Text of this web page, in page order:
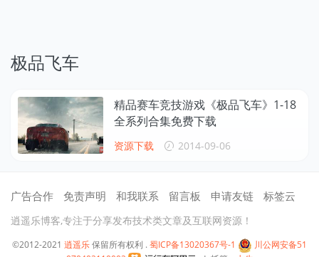
极品飞车
精品赛车竞技游戏《极品飞车》1-18
全系列合集免费下载
资源下载 2014-09-06
广告合作 免责声明 和我联系 留言板 申请友链 标签云
逍遥乐博客,专注于分享发布技术类文章及互联网资源！
©2012-2021 逍遥乐保留所有权利 . 蜀ICP备13020367号-1
川公网安备51